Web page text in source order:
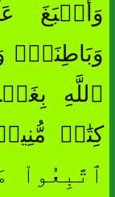
وَأَسۡبَغَ
وَبَاطِنَةٗۗ
ٱللَّهِ
ٱتَّبِعُواْ